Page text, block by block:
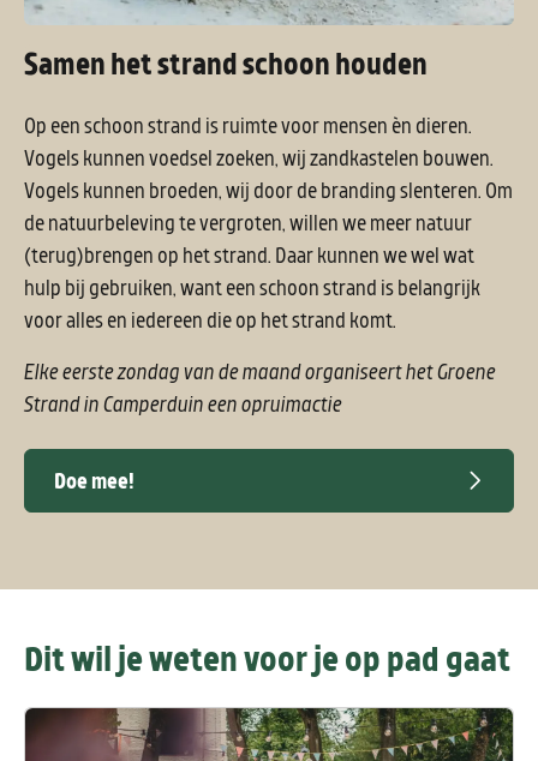
Samen het strand schoon houden
Op een schoon strand is ruimte voor mensen èn dieren.
Vogels kunnen voedsel zoeken, wij zandkastelen bouwen.
Vogels kunnen broeden, wij door de branding slenteren. Om
de natuurbeleving te vergroten, willen we meer natuur
(terug)brengen op het strand. Daar kunnen we wel wat
hulp bij gebruiken, want een schoon strand is belangrijk
voor alles en iedereen die op het strand komt.
Elke eerste zondag van de maand organiseert het Groene
Strand in Camperduin een opruimactie
Doe mee!
Dit wil je weten voor je op pad gaat